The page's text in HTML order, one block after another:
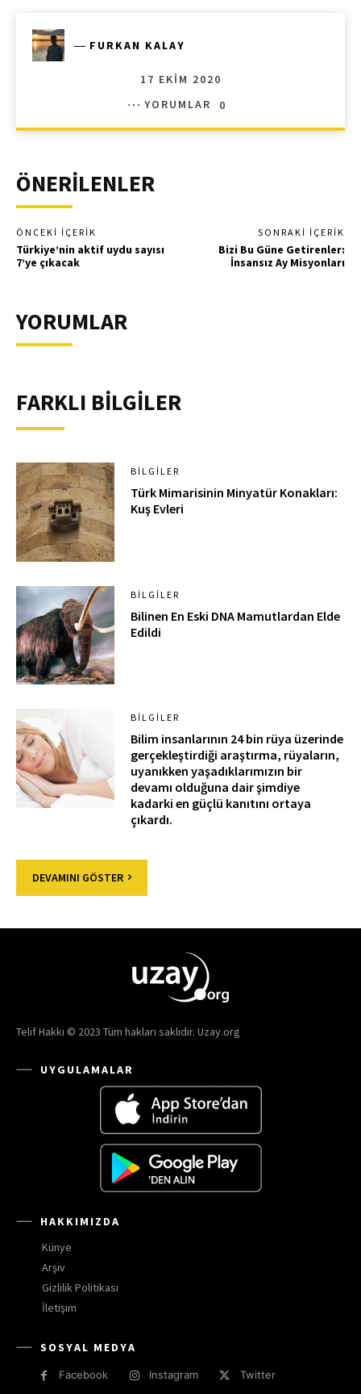
― FURKAN KALAY
17 EKIM 2020
YORUMLAR
0
ÖNERİLENLER
ÖNCEKI İÇERIK
Türkiye’nin aktif uydu sayısı
7’ye çıkacak
SONRAKI İÇERIK
Bizi Bu Güne Getirenler:
İnsansız Ay Misyonları
YORUMLAR
FARKLI BİLGİLER
BILGILER
Türk Mimarisinin Minyatür Konakları:
Kuş Evleri
BILGILER
Bilinen En Eski DNA Mamutlardan Elde
Edildi
BILGILER
Bilim insanlarının 24 bin rüya üzerinde
gerçekleştirdiği araştırma, rüyaların,
uyanıkken yaşadıklarımızın bir
devamı olduğuna dair şimdiye
kadarki en güçlü kanıtını ortaya
çıkardı.
DEVAMINI GÖSTER
Telif Hakkı © 2023 Tüm hakları saklıdır. Uzay.org
UYGULAMALAR
HAKKIMIZDA
Künye
Arşiv
Gizlilik Politikası
İletişim
SOSYAL MEDYA
Facebook Instagram
Twitter